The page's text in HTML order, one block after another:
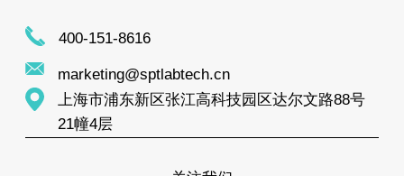
400-151-8616
marketing@sptlabtech.cn
上海市浦东新区张江高科技园区达尔文路88号
21幢4层